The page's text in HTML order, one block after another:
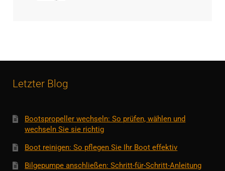
Letzter Blog
Bootspropeller wechseln: So prüfen, wählen und
wechseln Sie sie richtig
Boot reinigen: So pflegen Sie Ihr Boot effektiv
Bilgepumpe anschließen: Schritt-für-Schritt-Anleitung